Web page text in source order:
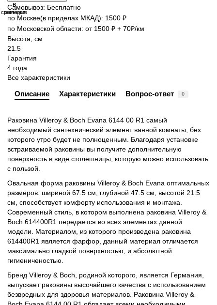
В
закладки
В
сравнение
Самовывоз: Бесплатно
по Москве(в приделах МКАД): 1500 ₽
по Московской области: от 1500 ₽ + 70₽/км
Высота, см
21.5
Гарантия
4 года
Все характеристики
Описание Характеристики Вопрос-ответ 0
Раковина Villeroy & Boch Evana 6144 00 R1 самый
необходимый сантехнический элемент ванной комнаты, без
которого утро будет не полноценным. Благодаря установке
встраиваемой раковины вы получите дополнительную
поверхность в виде столешницы, которую можно использовать
с пользой.
Овальная форма раковины Villeroy & Boch Evana оптимальных
размеров: шириной 67.5 см, глубиной 47.5 см, высотой 21.5
см, способствует комфорту использования и монтажа.
Современный стиль, в котором выполнена раковина Villeroy &
Boch 614400R1 передается во всех элементах данной
модели. Материалом, из которого произведена раковина
614400R1 является фарфор, данный материал отличается
максимально гладкой поверхностью, и абсолютной
гигиениченостью.
Бренд Villeroy & Boch, родиной которого, является Германия,
выпускает раковины высочайшего качества с использованием
безвредных для здоровья материалов. Раковина Villeroy &